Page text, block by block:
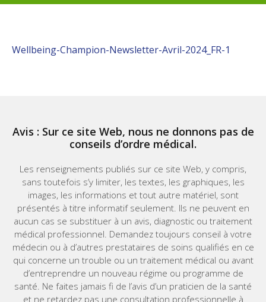
Wellbeing-Champion-Newsletter-Avril-2024_FR-1
Avis : Sur ce site Web, nous ne donnons pas de
conseils d’ordre médical.
Les renseignements publiés sur ce site Web, y compris,
sans toutefois s’y limiter, les textes, les graphiques, les
images, les informations et tout autre matériel, sont
présentés à titre informatif seulement. Ils ne peuvent en
aucun cas se substituer à un avis, diagnostic ou traitement
médical professionnel. Demandez toujours conseil à votre
médecin ou à d’autres prestataires de soins qualifiés en ce
qui concerne un trouble ou un traitement médical ou avant
d’entreprendre un nouveau régime ou programme de
santé. Ne faites jamais fi de l’avis d’un praticien de la santé
et ne retardez pas une consultation professionnelle à